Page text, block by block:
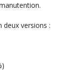
deux versions :